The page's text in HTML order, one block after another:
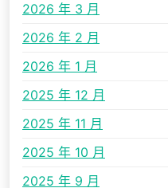
2026 年 3 月
2026 年 2 月
2026 年 1 月
2025 年 12 月
2025 年 11 月
2025 年 10 月
2025 年 9 月